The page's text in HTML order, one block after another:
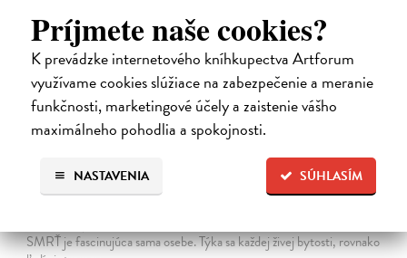
Príjmete naše cookies?
K prevádzke internetového kníhkupectva Artforum
využívame cookies slúžiace na zabezpečenie a meranie
funkčnosti, marketingové účely a zaistenie vášho
maximálneho pohodlia a spokojnosti.
SÚHLASÍM
NASTAVENIA
Smrť stromu
SMRŤ je fascinujúca sama osebe. Týka sa každej živej bytosti, rovnako